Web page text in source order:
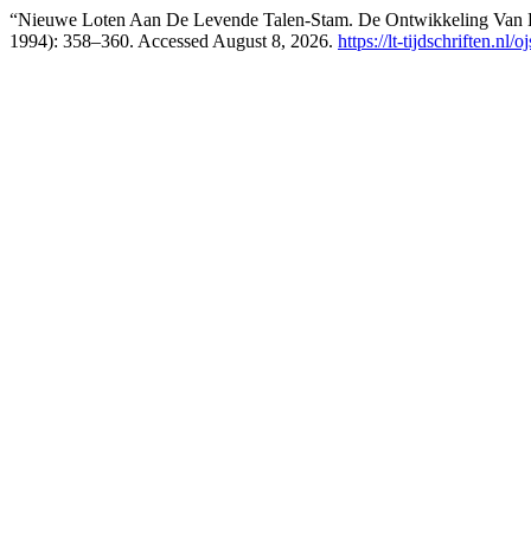
“Nieuwe Loten Aan De Levende Talen-Stam. De Ontwikkeling Van
1994): 358–360. Accessed August 8, 2026. https://lt-tijdschriften.nl/